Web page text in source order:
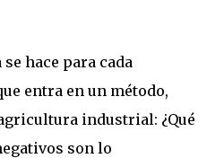
hace para cada
entra en un método,
industrial: ¿Qué
son lo